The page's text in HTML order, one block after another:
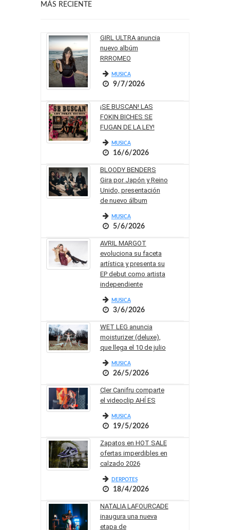
MÁS RECIENTE
GIRL ULTRA anuncia
nuevo albúm
RRROMEO
MUSICA
9/7/2026
¡SE BUSCAN! LAS
FOKIN BICHES SE
FUGAN DE LA LEY!
MUSICA
16/6/2026
BLOODY BENDERS
Gira por Japón y Reino
Unido, presentación
de nuevo álbum
MUSICA
5/6/2026
AVRIL MARGOT
evoluciona su faceta
artística y presenta su
EP debut como artista
independiente
MUSICA
3/6/2026
WET LEG anuncia
moisturizer (deluxe),
que llega el 10 de julio
MUSICA
26/5/2026
Cler Canifru comparte
el videoclip AHÍ ES
MUSICA
19/5/2026
Zapatos en HOT SALE
ofertas imperdibles en
calzado 2026
DERPOTES
18/4/2026
NATALIA LAFOURCADE
inaugura una nueva
etapa de